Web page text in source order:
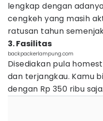
lengkap dengan
cengkeh yang masih
ratusan tahun
3. Fasilitas
backpackerlampung.com
Disediakan pula
dan terjangkau. Kamu
dengan Rp 350 ribu saja.